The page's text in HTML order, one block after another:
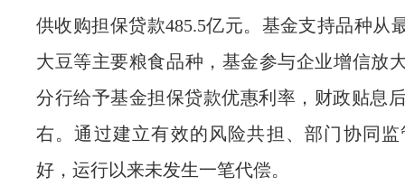
供收购担保贷款485.5亿元。 基金支持品种从
大豆等主要粮食品种，基金参与企业增信放
分行给予基金担保贷款优惠利率，财政贴息
右。通过建立有效的风险共担、部门协同
好， 运行以来未发生一笔代偿。